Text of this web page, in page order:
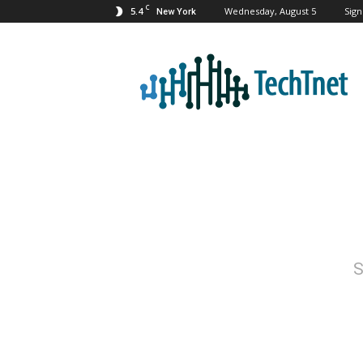
5.4 C New York Wednesday, August 5